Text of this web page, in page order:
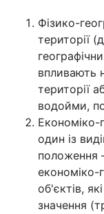
Фізико-
території
впливають
території
водойми,
один із
положення
економіко-
об'єктів,
значення